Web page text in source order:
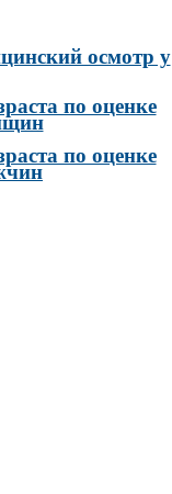
осмотр у
по оценке
по оценке